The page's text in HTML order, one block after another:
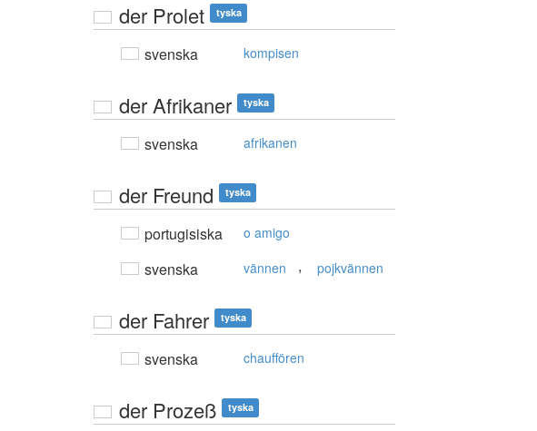
der Prolet tyska
svenska kompisen
der Afrikaner tyska
svenska afrikanen
der Freund tyska
portugisiska o amigo
svenska vännen , pojkvännen
der Fahrer tyska
svenska chauffören
der Prozeß tyska